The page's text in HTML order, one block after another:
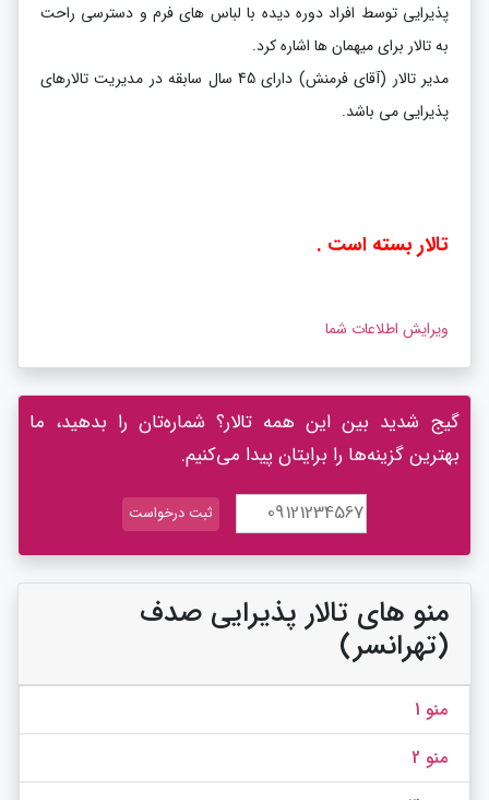
پذیرایی توسط افراد دوره دیده با لباس های فرم و دسترسی راحت
به تالار برای میهمان ها اشاره کرد.
مدیر تالار (آقای فرمنش) دارای 45 سال سابقه در مدیریت تالارهای
پذیرایی می باشد.
تالار بسته است .
ویرایش اطلاعات شما
گیج شدید بین این همه تالار؟ شماره‌تان را بدهید، ما
بهترین گزینه‌ها را برایتان پیدا می‌کنیم.
منو های تالار پذیرایی صدف
(تهرانسر)
منو 1
منو 2